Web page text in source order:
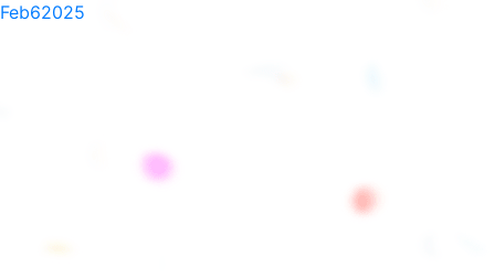
Feb62025